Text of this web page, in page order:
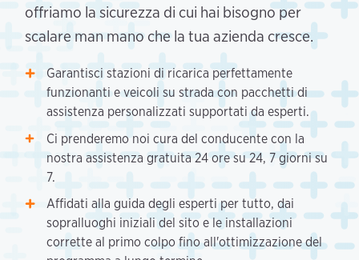
offriamo la sicurezza di cui hai bisogno per
scalare man mano che la tua azienda cresce.
Garantisci stazioni di ricarica perfettamente
funzionanti e veicoli su strada con pacchetti di
assistenza personalizzati supportati da esperti.
Ci prenderemo noi cura del conducente con la
nostra assistenza gratuita 24 ore su 24, 7 giorni su
7.
Affidati alla guida degli esperti per tutto, dai
sopralluoghi iniziali del sito e le installazioni
corrette al primo colpo fino all'ottimizzazione del